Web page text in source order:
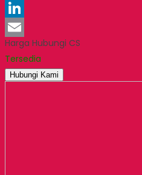
Pinterest
LinkedIn
Email
Harga Hubungi CS
Tersedia
Hubungi Kami